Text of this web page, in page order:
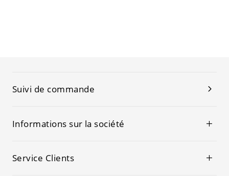
Suivi de commande
Informations sur la société
Service Clients